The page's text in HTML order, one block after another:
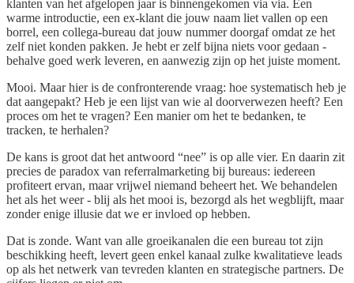
klanten van het afgelopen jaar is binnengekomen via via. Een
warme introductie, een ex-klant die jouw naam liet vallen op een
borrel, een collega-bureau dat jouw nummer doorgaf omdat ze het
zelf niet konden pakken. Je hebt er zelf bijna niets voor gedaan -
behalve goed werk leveren, en aanwezig zijn op het juiste moment.
Mooi. Maar hier is de confronterende vraag: hoe systematisch heb je
dat aangepakt? Heb je een lijst van wie al doorverwezen heeft? Een
proces om het te vragen? Een manier om het te bedanken, te
tracken, te herhalen?
De kans is groot dat het antwoord “nee” is op alle vier. En daarin zit
precies de paradox van referralmarketing bij bureaus: iedereen
profiteert ervan, maar vrijwel niemand beheert het. We behandelen
het als het weer - blij als het mooi is, bezorgd als het wegblijft, maar
zonder enige illusie dat we er invloed op hebben.
Dat is zonde. Want van alle groeikanalen die een bureau tot zijn
beschikking heeft, levert geen enkel kanaal zulke kwalitatieve leads
op als het netwerk van tevreden klanten en strategische partners. De